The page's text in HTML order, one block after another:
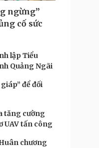
thời sự
yêu
cho bé
hồn
ngừng”
cố sức
lập Tiểu
Quảng Ngãi
để đối
tăng cường
UAV tấn công
chương